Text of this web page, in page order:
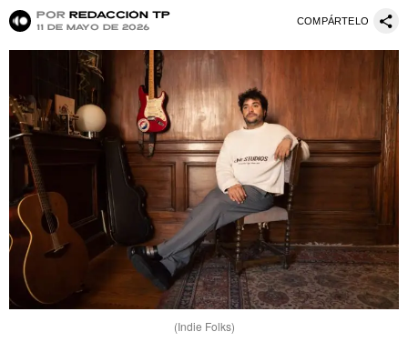
por Redacción TP
11 de mayo de 2026
COMPÁRTELO
(Indie Folks)